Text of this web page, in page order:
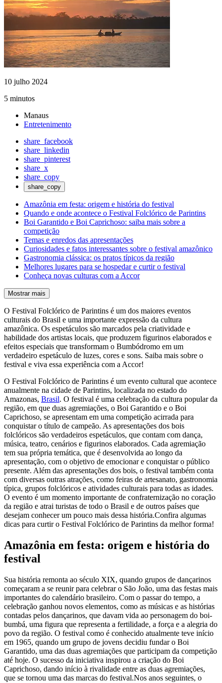
10 julho 2024
5 minutos
Manaus
Entretenimento
share_facebook
share_linkedin
share_pinterest
share_x
share_copy
share_copy
Amazônia em festa: origem e história do festival
Quando e onde acontece o Festival Folclórico de Parintins
Boi Garantido e Boi Caprichoso: saiba mais sobre a
competição
Temas e enredos das apresentações
Curiosidades e fatos interessantes sobre o festival amazônico
Gastronomia clássica: os pratos típicos da região
Melhores lugares para se hospedar e curtir o festival
Conheça novas culturas com a Accor
Mostrar mais
O Festival Folclórico de Parintins é um dos maiores eventos
culturais do Brasil e uma importante expressão da cultura
amazônica. Os espetáculos são marcados pela criatividade e
habilidade dos artistas locais, que produzem figurinos elaborados e
efeitos especiais que transformam o Bumbódromo em um
verdadeiro espetáculo de luzes, cores e sons. Saiba mais sobre o
festival e viva essa experiência com a Accor!
O Festival Folclórico de Parintins é um evento cultural que acontece
anualmente na cidade de Parintins, localizada no estado do
Amazonas, Brasil. O festival é uma celebração da cultura popular da
região, em que duas agremiações, o Boi Garantido e o Boi
Caprichoso, se apresentam em uma competição acirrada para
conquistar o título de campeão. As apresentações dos bois
folclóricos são verdadeiros espetáculos, que contam com dança,
música, teatro, cenários e figurinos elaborados. Cada agremiação
tem sua própria temática, que é desenvolvida ao longo da
apresentação, com o objetivo de emocionar e conquistar o público
presente. Além das apresentações dos bois, o festival também conta
com diversas outras atrações, como feiras de artesanato, gastronomia
típica, grupos folclóricos e atividades culturais para todas as idades.
O evento é um momento importante de confraternização no coração
da região e atrai turistas de todo o Brasil e de outros países que
desejam conhecer um pouco mais dessa história.Confira algumas
dicas para curtir o Festival Folclórico de Parintins da melhor forma!
Amazônia em festa: origem e história do
festival
Sua história remonta ao século XIX, quando grupos de dançarinos
começaram a se reunir para celebrar o São João, uma das festas mais
importantes do calendário brasileiro. Com o passar do tempo, a
celebração ganhou novos elementos, como as músicas e as histórias
contadas pelos dançarinos, que davam vida ao personagem do boi-
bumbá, uma figura que representa a fertilidade, a força e a alegria do
povo da região. O festival como é conhecido atualmente teve início
em 1965, quando um grupo de jovens decidiu fundar o Boi
Garantido, uma das duas agremiações que participam da competição
até hoje. O sucesso da iniciativa inspirou a criação do Boi
Caprichoso, dando início à rivalidade entre as duas agremiações,
que se tornou uma das marcas do festival.Nos anos seguintes, o